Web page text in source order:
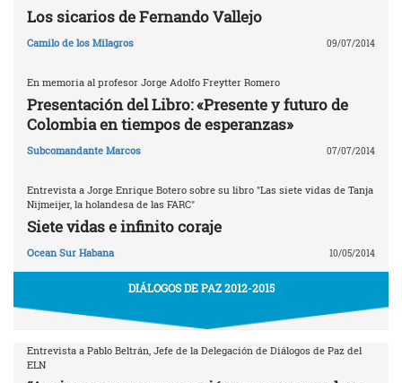
Los sicarios de Fernando Vallejo
Camilo de los Milagros 09/07/2014
En memoria al profesor Jorge Adolfo Freytter Romero
Presentación del Libro: «Presente y futuro de
Colombia en tiempos de esperanzas»
Subcomandante Marcos 07/07/2014
Entrevista a Jorge Enrique Botero sobre su libro "Las siete vidas de Tanja
Nijmeijer, la holandesa de las FARC"
Siete vidas e infinito coraje
Ocean Sur Habana 10/05/2014
DIÁLOGOS DE PAZ 2012-2015
Entrevista a Pablo Beltrán, Jefe de la Delegación de Diálogos de Paz del
ELN